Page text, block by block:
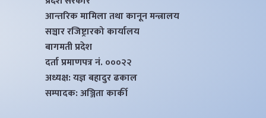
आन्तरिक मामिला तथा कानून मन्त्रालय
सञ्चार रजिष्ट्रारको कार्यालय
बागमती प्रदेश
दर्ता प्रमाणपत्र नं. ०००२२
अध्यक्ष: यज्ञ बहादुर ढकाल
सम्पादक: अञ्जिता कार्की